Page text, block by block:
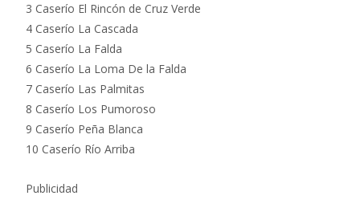
3 Caserío El Rincón de Cruz Verde
4 Caserío La Cascada
5 Caserío La Falda
6 Caserío La Loma De la Falda
7 Caserío Las Palmitas
8 Caserío Los Pumoroso
9 Caserío Peña Blanca
10 Caserío Río Arriba
Publicidad